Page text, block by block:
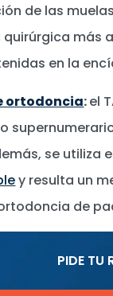
de las
más
en la
ortodoncia:el
se
y resulta un
de
PIDE TU